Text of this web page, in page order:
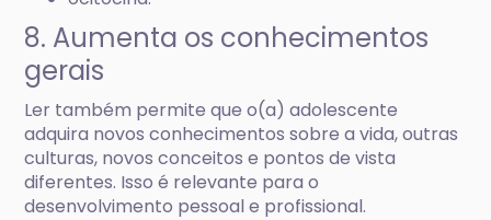
8. Aumenta os conhecimentos
gerais
Ler também permite que o(a) adolescente
adquira novos conhecimentos sobre a vida, outras
culturas, novos conceitos e pontos de vista
diferentes. Isso é relevante para o
desenvolvimento pessoal e profissional.